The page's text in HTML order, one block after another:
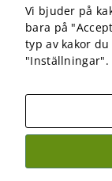
Förbundet
Om cookies
Vi bjuder på
bara på
typ av kakor
"Inställningar".